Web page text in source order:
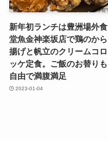
新年初ランチは豊洲場外食
堂魚金神楽坂店で鶏のから
揚げと帆立のクリームコロ
ッケ定食。ご飯のお替りも
自由で満腹満足
2023-01-04